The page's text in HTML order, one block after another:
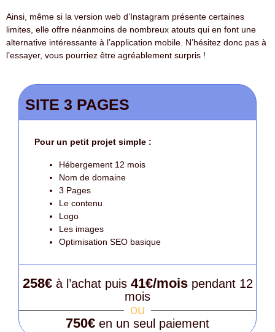
Ainsi, même si la version web d’Instagram présente certaines
limites, elle offre néanmoins de nombreux atouts qui en font une
alternative intéressante à l’application mobile. N’hésitez donc pas à
l’essayer, vous pourriez être agréablement surpris !
SITE 3 PAGES
Pour un petit projet simple :
Hébergement 12 mois
Nom de domaine
3 Pages
Le contenu
Logo
Les images
Optimisation SEO basique
258€ à l’achat puis 41€/mois pendant 12
mois
ou
750€ en un seul paiement